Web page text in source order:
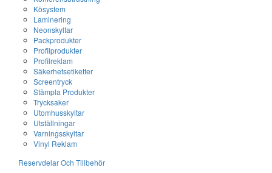
Kösystem
Laminering
Neonskyltar
Packprodukter
Profilprodukter
Profilreklam
Säkerhetsetiketter
Screentryck
Stämpla Produkter
Trycksaker
Utomhusskyltar
Utställningar
Varningsskyltar
Vinyl Reklam
Reservdelar Och Tillbehör